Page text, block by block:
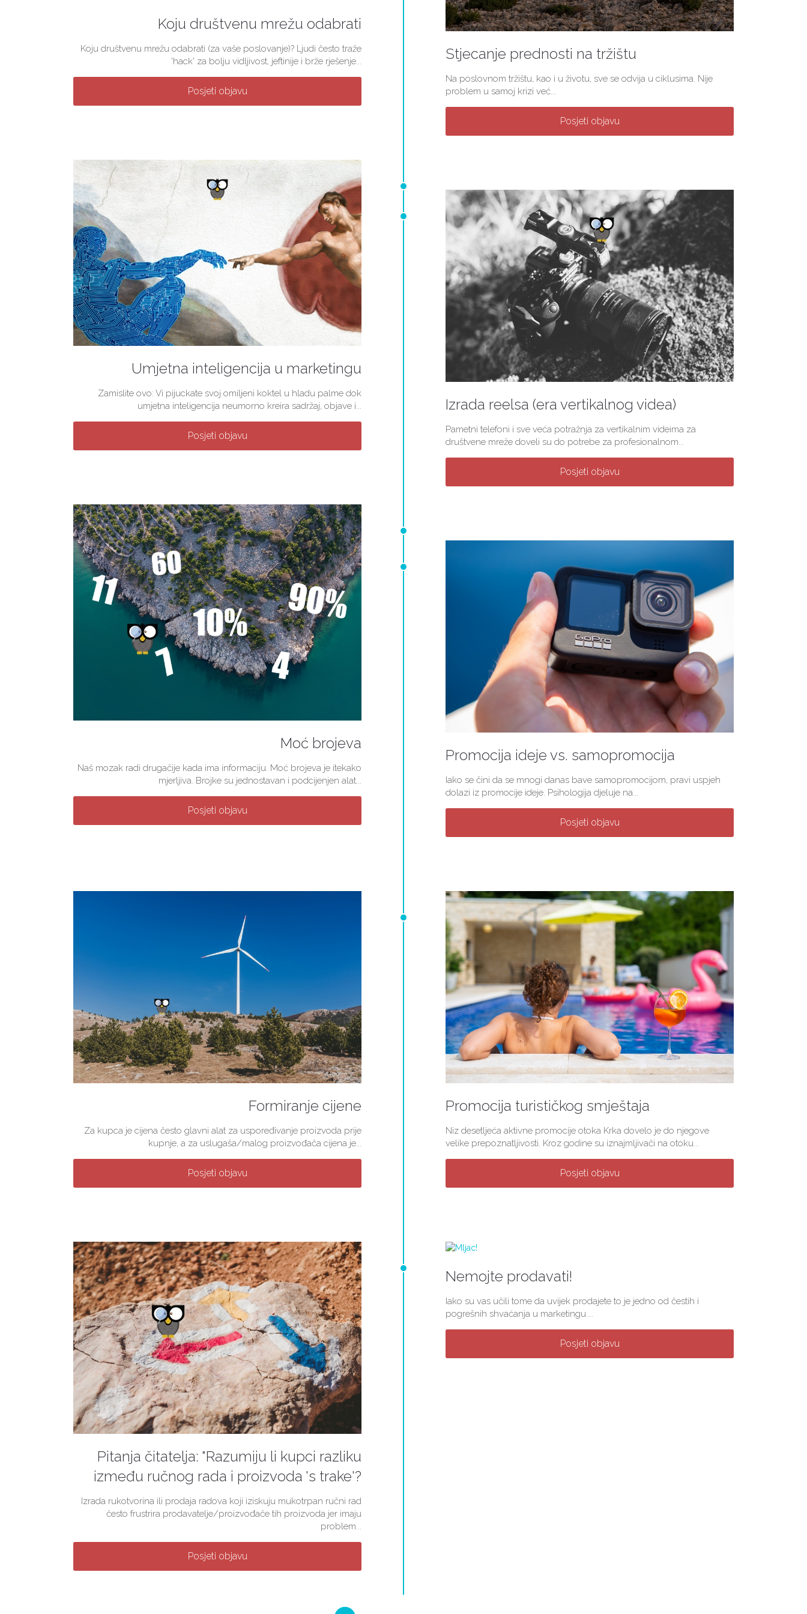
Koju društvenu mrežu odabrati
Koju društvenu mrežu odabrati (za vaše poslovanje)? Ljudi često traže
'hack' za bolju vidljivost, jeftinije i brže rješenje...
Posjeti objavu
Stjecanje prednosti na tržištu
Na poslovnom tržištu, kao i u životu, sve se odvija u ciklusima. Nije
problem u samoj krizi već...
Posjeti objavu
Umjetna inteligencija u marketingu
Zamislite ovo: Vi pijuckate svoj omiljeni koktel u hladu palme dok
umjetna inteligencija neumorno kreira sadržaj, objave i...
Posjeti objavu
Izrada reelsa (era vertikalnog videa)
Pametni telefoni i sve veća potražnja za vertikalnim videima za
društvene mreže doveli su do potrebe za profesionalnom...
Posjeti objavu
Moć brojeva
Naš mozak radi drugačije kada ima informaciju. Moć brojeva je itekako
mjerljiva. Brojke su jednostavan i podcijenjen alat...
Posjeti objavu
Promocija ideje vs. samopromocija
Iako se čini da se mnogi danas bave samopromocijom, pravi uspjeh
dolazi iz promocije ideje. Psihologija djeluje na...
Posjeti objavu
Promocija turističkog smještaja
Niz desetljeća aktivne promocije otoka Krka dovelo je do njegove
velike prepoznatljivosti. Kroz godine su iznajmljivači na otoku...
Posjeti objavu
Formiranje cijene
Za kupca je cijena često glavni alat za uspoređivanje proizvoda prije
kupnje, a za uslugaša/malog proizvođača cijena je...
Posjeti objavu
Nemojte prodavati!
Iako su vas učili tome da uvijek prodajete to je jedno od čestih i
pogrešnih shvaćanja u marketingu....
Posjeti objavu
Pitanja čitatelja: "Razumiju li kupci razliku
između ručnog rada i proizvoda 's trake'?
Izrada rukotvorina ili prodaja radova koji iziskuju mukotrpan ručni rad
često frustrira prodavatelje/proizvođače tih proizvoda jer imaju
problem...
Posjeti objavu